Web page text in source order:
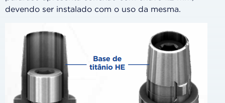
devendo ser instalado com o uso da mesma.